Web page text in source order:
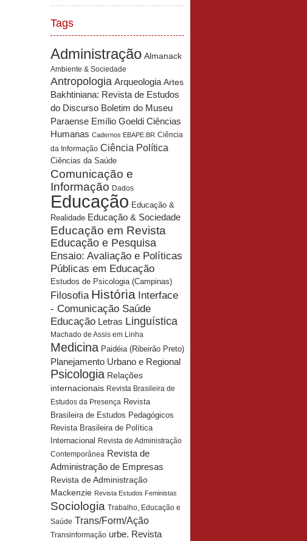
Tags
Administração Almanack
Ambiente & Sociedade
Antropologia Arqueologia Artes
Bakhtiniana: Revista de Estudos
do Discurso Boletim do Museu
Paraense Emílio Goeldi Ciências
Humanas Cadernos EBAPE.BR Ciência
da Informação Ciência Política
Ciências da Saúde
Comunicação e
Informação Dados
Educação Educação &
Realidade Educação & Sociedade
Educação em Revista
Educação e Pesquisa
Ensaio: Avaliação e Políticas
Públicas em Educação
Estudos de Psicologia (Campinas)
Filosofia História Interface
- Comunicação Saúde
Educação Letras Linguística
Machado de Assis em Linha
Medicina Paidéia (Ribeirão Preto)
Planejamento Urbano e Regional
Psicologia Relações
internacionais Revista Brasileira de
Estudos da Presença Revista
Brasileira de Estudos Pedagógicos
Revista Brasileira de Política
Internacional Revista de Administração
Contemporânea Revista de
Administração de Empresas
Revista de Administração
Mackenzie Revista Estudos Feministas
Sociologia Trabalho, Educação e
Saúde Trans/Form/Ação
Transinformação urbe. Revista